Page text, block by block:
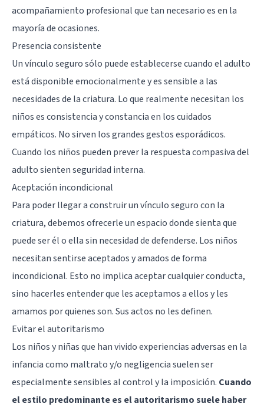
acompañamiento profesional que tan necesario es en la
mayoría de ocasiones.
Presencia consistente
Un vínculo seguro sólo puede establecerse cuando el adulto
está disponible emocionalmente y es sensible a las
necesidades de la criatura. Lo que realmente necesitan los
niños es consistencia y constancia en los cuidados
empáticos. No sirven los grandes gestos esporádicos.
Cuando los niños pueden prever la respuesta compasiva del
adulto sienten seguridad interna.
Aceptación incondicional
Para poder llegar a construir un vínculo seguro con la
criatura, debemos ofrecerle un espacio donde sienta que
puede ser él o ella sin necesidad de defenderse. Los niños
necesitan sentirse aceptados y amados de forma
incondicional. Esto no implica aceptar cualquier conducta,
sino hacerles entender que les aceptamos a ellos y les
amamos por quienes son. Sus actos no les definen.
Evitar el autoritarismo
Los niños y niñas que han vivido experiencias adversas en la
infancia como maltrato y/o negligencia suelen ser
especialmente sensibles al control y la imposición. Cuando
el estilo predominante es el autoritarismo suele haber